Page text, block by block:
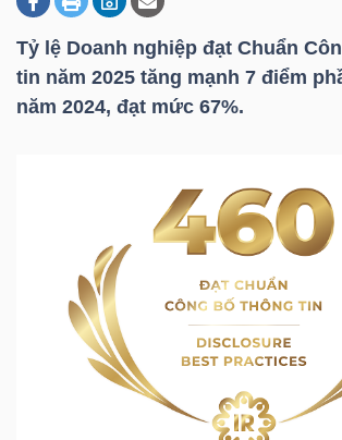
Tỷ lệ Doanh nghiệp đạt Chuẩn
tin năm 2025 tăng mạnh 7 điểm
năm 2024, đạt mức 67%.
DOANH
NGHIỆP
CHÍNH